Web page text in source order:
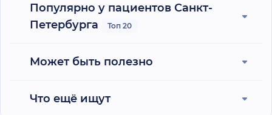
Популярно у пациентов Санкт-
Петербурга
Топ 20
Может быть полезно
Что ещё ищут